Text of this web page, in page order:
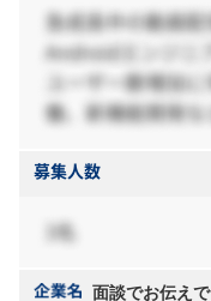
面談でお伝え